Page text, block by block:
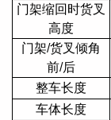
门架缩回时货叉
高度
门架/货叉倾角
前/后
整车长度
车体长度